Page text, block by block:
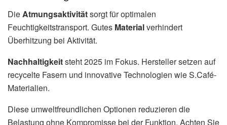
DieAtmungsaktivitätsorgt für optimalen
Feuchtigkeitstransport. Gutes Materialverhindert
Überhitzung bei Aktivität.
Nachhaltigkeitsteht 2025 im Fokus. Hersteller setzen auf
recycelte Fasern und innovative Technologien wie S.Café-
Materialien.
Diese umweltfreundlichen Optionen reduzieren die
Belastung ohne Kompromisse bei der Funktion. Achten Sie